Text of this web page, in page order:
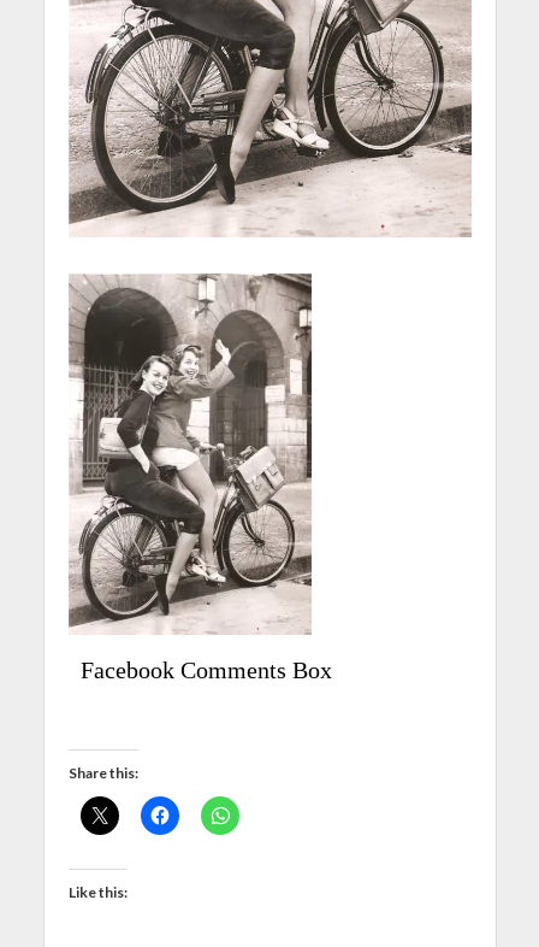
Facebook Comments Box
Share this:
Like this: